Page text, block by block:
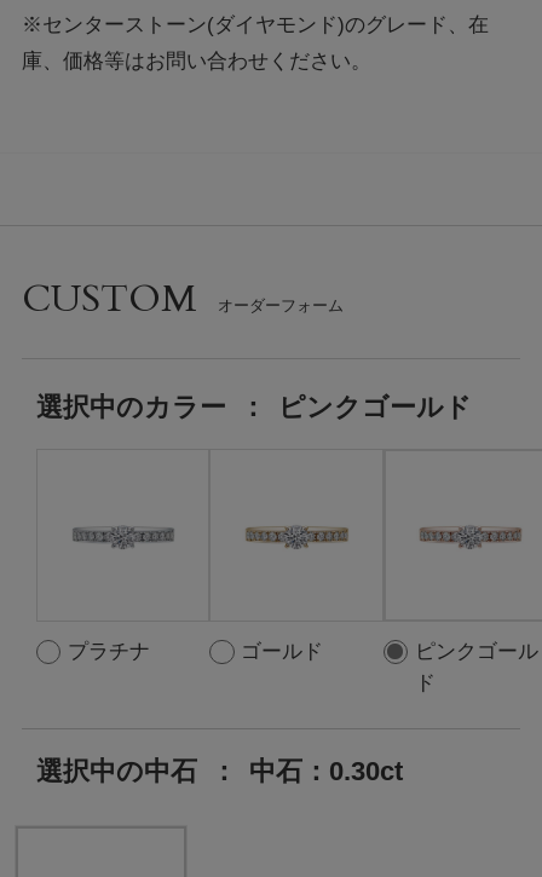
※センターストーン(ダイヤモンド)のグレード、在
庫、価格等はお問い合わせください。
CUSTOM
選択中のカラー ： ピンクゴールド
プラチナ ゴールド
ピンクゴール
ド
選択中の中石 ： 中石：0.30ct